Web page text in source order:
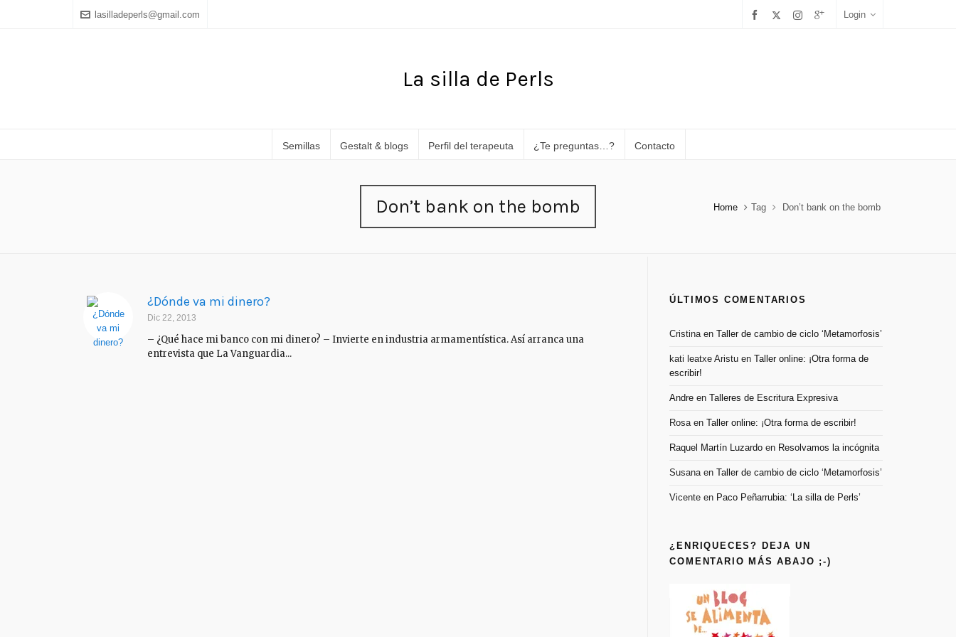
lasilladeperls@gmail.com Login
La silla de Perls
Semillas Gestalt & blogs Perfil del terapeuta ¿Te preguntas…? Contacto
Don’t bank on the bomb Home Tag Don’t bank on the bomb
¿Dónde va mi dinero?
Dic 22, 2013
– ¿Qué hace mi banco con mi dinero? – Invierte en industria armamentística. Así arranca una
entrevista que La Vanguardia...
ÚLTIMOS COMENTARIOS
CristinaenTaller de cambio de ciclo ‘Metamorfosis’
kati leatxe Aristu enTaller online: ¡Otra forma de
escribir!
Andre enTalleres de Escritura Expresiva
RosaenTaller online: ¡Otra forma de escribir!
Raquel Martín Luzardo en Resolvamos la incógnita
SusanaenTaller de cambio de ciclo ‘Metamorfosis’
Vicente en Paco Peñarrubia: ‘La silla de Perls’
¿ENRIQUECES? DEJA UN
COMENTARIO MÁS ABAJO ;-)